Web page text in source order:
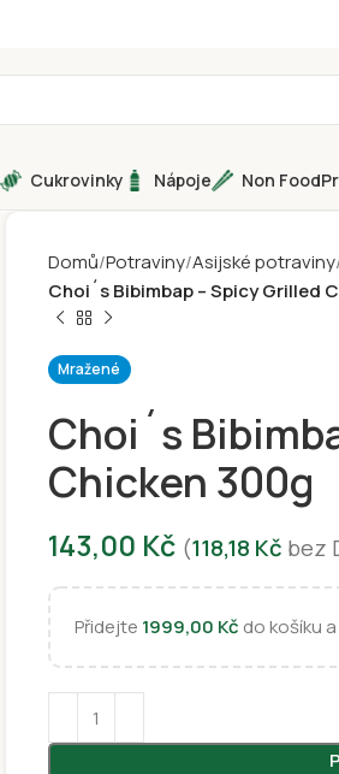
Cukrovinky Nápoje Non Food
Domů Potraviny Asijské potraviny
Choi´s Bibimbap – Spicy Grilled
Mražené
Choi´s
Chicken 300g
143,00 Kč (118,18 Kč bez
Přidejte 1999,00 Kč do košíku